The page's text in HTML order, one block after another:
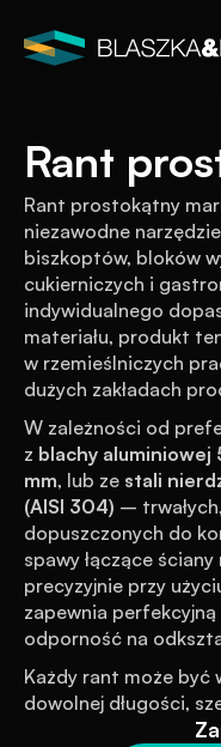
Rant
Rant prostokątny
niezawodne
biszkoptów, bloków
cukierniczych i
indywidualnego
materiału, produkt
w rzemieślniczych
dużych zakładach
W zależności od
z blachy aluminiowej
mm, lub ze stali
(AISI 304) –
dopuszczonych do
spawy łączące
precyzyjnie przy
zapewnia
odporność na
Każdy rant może być
dowolnej długości,